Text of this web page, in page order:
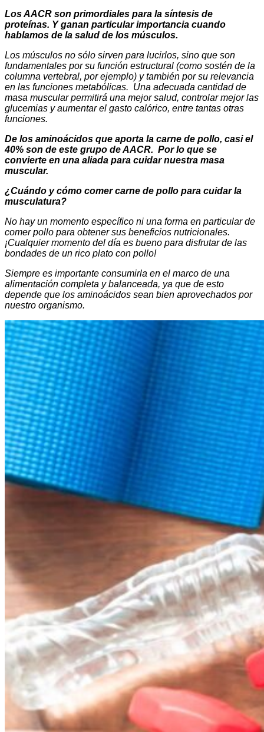
Los AACR son primordiales para la síntesis de
proteínas. Y ganan particular importancia cuando
hablamos de la salud de los músculos.
Los músculos no sólo sirven para lucirlos, sino que son
fundamentales por su función estructural (como sostén de la
columna vertebral, por ejemplo) y también por su relevancia
en las funciones metabólicas. Una adecuada cantidad de
masa muscular permitirá una mejor salud, controlar mejor las
glucemias y aumentar el gasto calórico, entre tantas otras
funciones.
De los aminoácidos que aporta la carne de pollo, casi el
40% son de este grupo de AACR. Por lo que se
convierte en una aliada para cuidar nuestra masa
muscular.
¿Cuándo y cómo comer carne de pollo para cuidar la
musculatura?
No hay un momento específico ni una forma en particular de
comer pollo para obtener sus beneficios nutricionales.
¡Cualquier momento del día es bueno para disfrutar de las
bondades de un rico plato con pollo!
Siempre es importante consumirla en el marco de una
alimentación completa y balanceada, ya que de esto
depende que los aminoácidos sean bien aprovechados por
nuestro organismo.